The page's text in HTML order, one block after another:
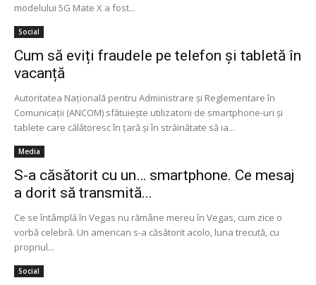
modelului 5G Mate X a fost...
Social
Cum să eviți fraudele pe telefon și tabletă în
vacanță
Autoritatea Naţională pentru Administrare şi Reglementare în
Comunicaţii (ANCOM) sfătuiește utilizatorii de smartphone-uri și
tablete care călătoresc în țară și în străinătate să ia...
Media
S-a căsătorit cu un… smartphone. Ce mesaj
a dorit să transmită...
Ce se întâmplă în Vegas nu rămâne mereu în Vegas, cum zice o
vorbă celebră. Un american s-a căsătorit acolo, luna trecută, cu
propriul...
Social